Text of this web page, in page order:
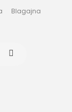
Blagajna